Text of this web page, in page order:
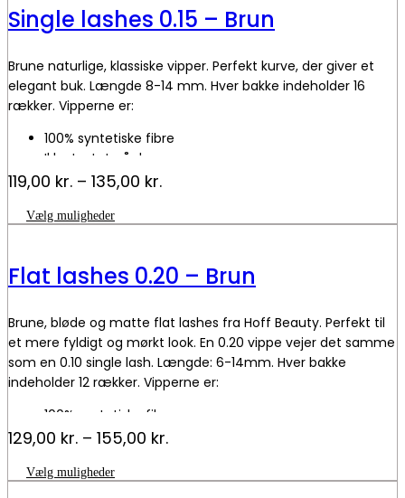
varianter.
Mulighederne
vælges
på
Single lashes 0.15 – Brun
Brune naturlige, klassiske vipper. Perfekt kurve, der giver et
elegant buk. Længde 8-14 mm. Hver bakke indeholder 16
rækker. Vipperne er:
100% syntetiske fibre
Ikke testet på dyr
119,00 kr. – 135,00 kr.Prisinterval:
til
Vælg muligheder
vare
varianter.
Mulighederne
vælges
på
Flat lashes 0.20 – Brun
Brune, bløde og matte flat lashes fra Hoff Beauty. Perfekt til
et mere fyldigt og mørkt look. En 0.20 vippe vejer det samme
som en 0.10 single lash. Længde: 6-14mm. Hver bakke
indeholder 12 rækker. Vipperne er:
100% syntetiske fibre
Ikke testet på dyr
129,00 kr. – 155,00 kr.Prisinterval:
til
Vælg muligheder
vare